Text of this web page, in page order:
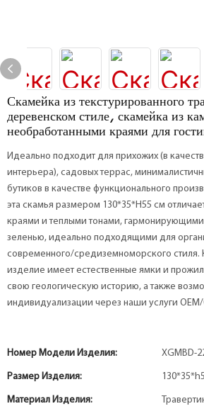
Скамейка из текстурированного
деревенском стиле, скамейка из
необработанными краями для
Идеально подходит для прихожих (в
интерьера), садовых террас,
бутиков в качестве функционального
эта скамья размером 130*35*H55 см
краями и теплыми тонами,
зеленью, идеально подходящими для
современного/средиземноморского стиля.
изделие имеет естественные ямки и
свою геологическую историю, а также
индивидуализации через наши услуги OEM/
Номер Модели Изделия: XGMBD-
Размер Изделия:
Материал Изделия: